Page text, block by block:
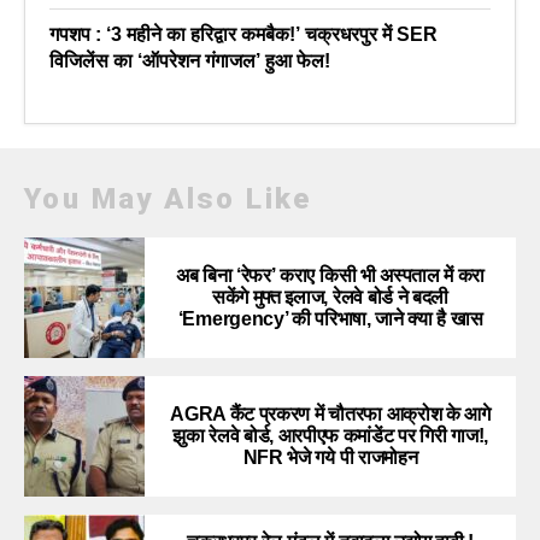
गपशप : ‘3 महीने का हरिद्वार कमबैक!’ चक्रधरपुर में SER
विजिलेंस का ‘ऑपरेशन गंगाजल’ हुआ फेल!
You May Also Like
अब बिना ‘रेफर’ कराए किसी भी अस्पताल में करा
सकेंगे मुफ्त इलाज, रेलवे बोर्ड ने बदली
‘Emergency’ की परिभाषा, जाने क्या है खास
AGRA कैंट प्रकरण में चौतरफा आक्रोश के आगे
झुका रेलवे बोर्ड, आरपीएफ कमांडेंट पर गिरी गाज!,
NFR भेजे गये पी राजमोहन